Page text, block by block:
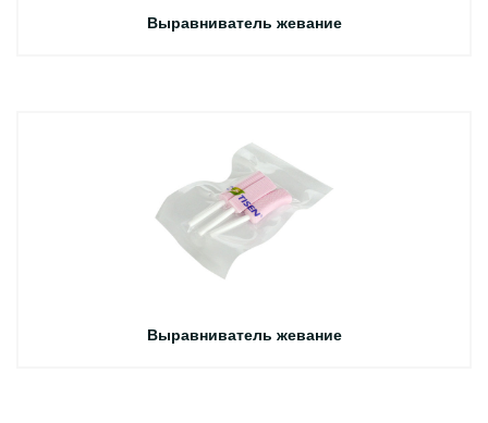
Выравниватель жевание
Выравниватель жевание